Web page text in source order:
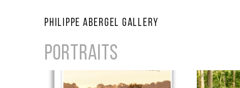
Philippe Abergel Gallery
Portraits